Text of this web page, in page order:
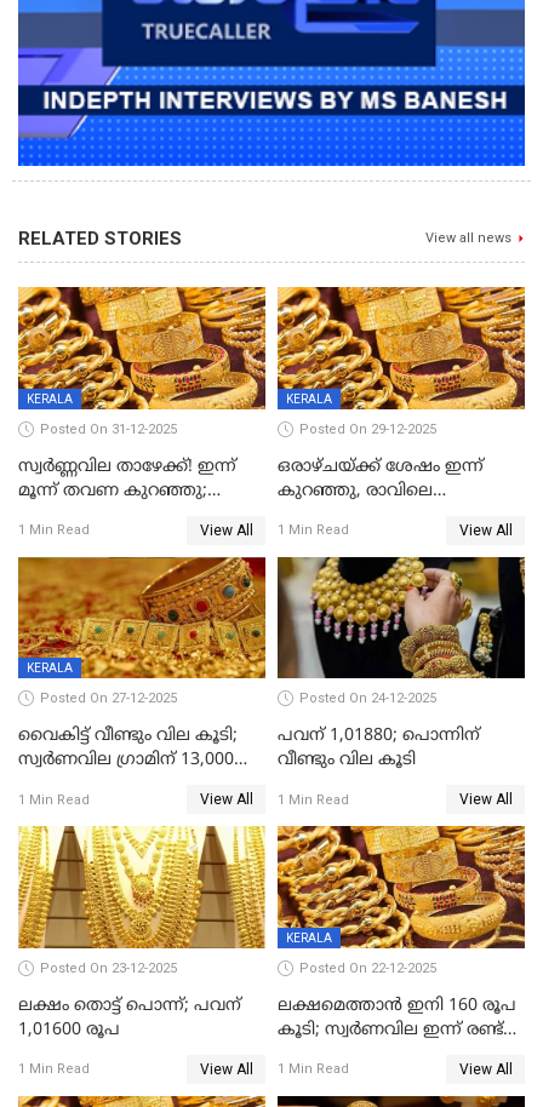
RELATED STORIES View all news
KERALA
Posted On 31-12-2025
സ്വർണ്ണവില താഴേക്ക്! ഇന്ന്
മൂന്ന് തവണ കുറഞ്ഞു;
1 Min Read View All
KERALA
Posted On 29-12-2025
ഒരാഴ്ചയ്ക്ക് ശേഷം ഇന്ന്
കുറഞ്ഞു, രാവിലെ
ഇടിവ്
1 Min Read View All
KERALA
Posted On 27-12-2025
വൈകിട്ട് വീണ്ടും വില കൂടി;
സ്വർണവില ഗ്രാമിന് 13,000
റെക്കോർഡ്
1 Min Read View All
Posted On 24-12-2025
പവന് 1,01880; പൊന്നിന്
വീണ്ടും വില കൂടി
1 Min Read View All
Posted On 23-12-2025
ലക്ഷം തൊട്ട് പൊന്ന്; പവന്
1,01600 രൂപ
1 Min Read View All
KERALA
Posted On 22-12-2025
ലക്ഷമെത്താൻ ഇനി 160 രൂപ
കൂടി; സ്വർണവില ഇന്ന് രണ്ട്
1 Min Read View All